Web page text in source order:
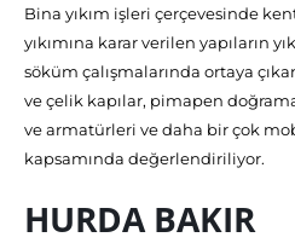
Bina yıkım işleri çerçevesinde
yıkımına karar verilen yapıların
söküm çalışmalarında ortaya
ve çelik kapılar, pimapen
ve armatürleri ve daha bir çok
kapsamında değerlendiriliyor.
HURDA BAKIR